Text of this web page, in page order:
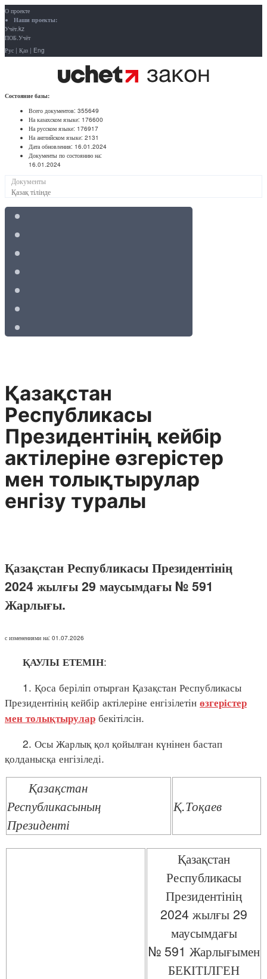
О проекте
Наши проекты:
Учёт.kz
ПОБ.Учёт
Рус | Қаз | Eng
Состояние базы:
Всего документов: 355649
На казахском языке: 176600
На русском языке: 176917
На английском языке: 2131
Дата обновления: 16.01.2024
Документы по состоянию на:
16.01.2024
Документы
Қазақ тілінде
Қазақстан
Республикасы
Президентінің кейбір
актілеріне өзгерістер
мен толықтырулар
енгізу туралы
Қазақстан Республикасы Президентінің
2024 жылғы 29 маусымдағы № 591
Жарлығы.
с изменениями на: 01.07.2026
ҚАУЛЫ ЕТЕМІН:
1. Қоса беріліп отырған Қазақстан Республикасы
Президентінің кейбір актілеріне енгізілетін өзгерістер
мен толықтырулар бекітілсін.
2. Осы Жарлық қол қойылған күнінен бастап
қолданысқа енгізіледі.
Қазақстан
Республикасының
Президенті
Қ.Тоқаев
Қазақстан
Республикасы
Президентінің
2024 жылғы 29
маусымдағы
№ 591 Жарлығымен
БЕКІТІЛГЕН